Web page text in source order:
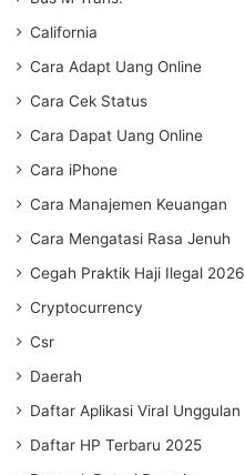
California
Cara Adapt Uang Online
Cara Cek Status
Cara Dapat Uang Online
Cara iPhone
Cara Manajemen Keuangan
Cara Mengatasi Rasa Jenuh
Cegah Praktik Haji Ilegal 2026
Cryptocurrency
Csr
Daerah
Daftar Aplikasi Viral Unggulan
Daftar HP Terbaru 2025